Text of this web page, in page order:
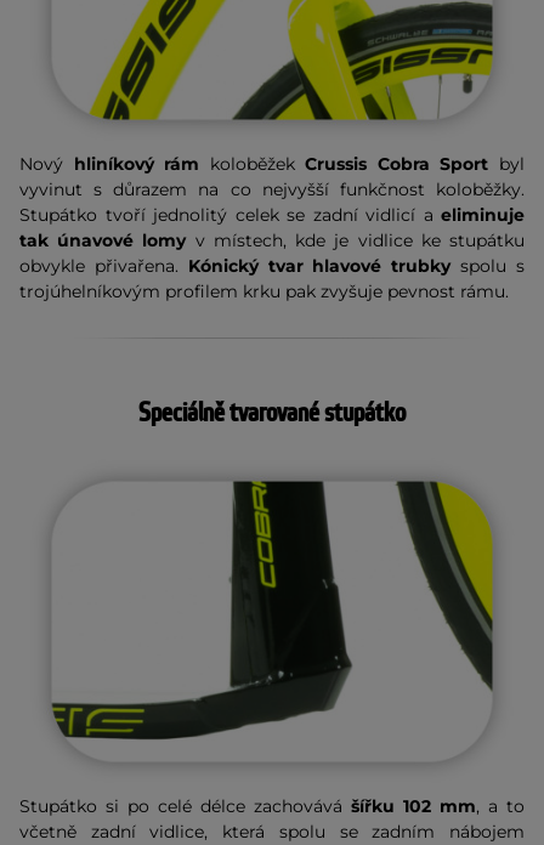
Nový hliníkový rám koloběžekCrussis Cobra Sport byl
vyvinut s důrazem na co nejvyšší funkčnost koloběžky.
Stupátko tvoří jednolitý celek se zadní vidlicí a eliminuje
tak únavové lomyv místech, kde je vidlice ke stupátku
obvykle přivařena. Kónický tvar hlavové trubkyspolu s
trojúhelníkovým profilem krku pak zvyšuje pevnost rámu.
Speciálně tvarované stupátko
Stupátko si po celé délce zachovává šířku 102 mm, a to
včetně zadní vidlice, která spolu se zadním nábojem